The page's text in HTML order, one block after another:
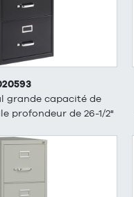
grande capacité de
profondeur de 26-1/2"